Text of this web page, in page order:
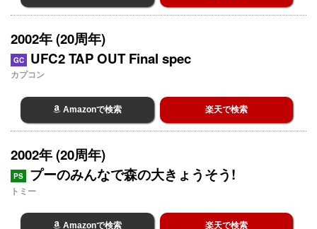
2002年 (20周年)
GC UFC2 TAP OUT Final spec
カプコン
Amazonで検索 楽天で検索
2002年 (20周年)
PS プーのみんなで森の大きょうそう!
トミー
Amazonで検索 楽天で検索